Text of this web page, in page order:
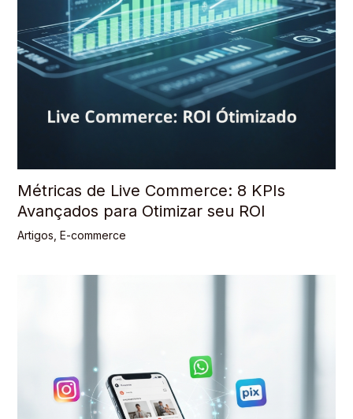
Métricas de Live Commerce: 8 KPIs
Avançados para Otimizar seu ROI
Artigos E-commerce